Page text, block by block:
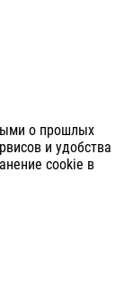
о прошлых
и удобства
cookie в